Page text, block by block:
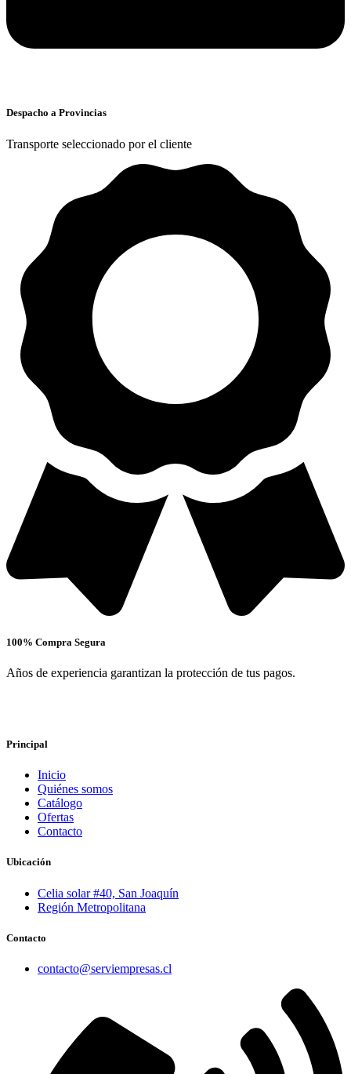
Despacho a Provincias
Transporte seleccionado por el cliente
100% Compra Segura
Años de experiencia garantizan la protección de tus pagos.
Principal
Inicio
Quiénes somos
Catálogo
Ofertas
Contacto
Ubicación
Celia solar #40, San Joaquín
Región Metropolitana
Contacto
contacto@serviempresas.cl